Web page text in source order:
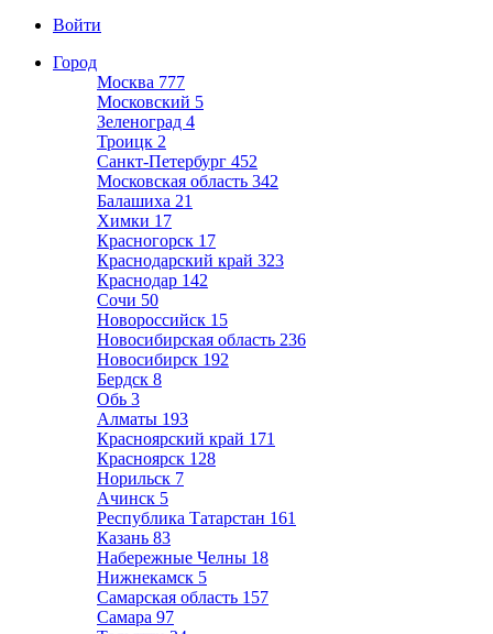
Войти
Город
Москва 777
Московский 5
Зеленоград 4
Троицк 2
Санкт-Петербург 452
Московская область 342
Балашиха 21
Химки 17
Красногорск 17
Краснодарский край 323
Краснодар 142
Сочи 50
Новороссийск 15
Новосибирская область 236
Новосибирск 192
Бердск 8
Обь 3
Алматы 193
Красноярский край 171
Красноярск 128
Норильск 7
Ачинск 5
Республика Татарстан 161
Казань 83
Набережные Челны 18
Нижнекамск 5
Самарская область 157
Самара 97